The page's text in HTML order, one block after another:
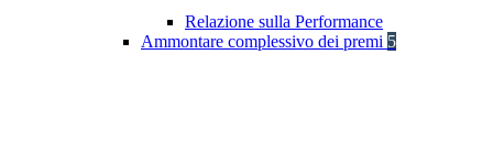
Relazione sulla Performance
Ammontare complessivo dei premi 5